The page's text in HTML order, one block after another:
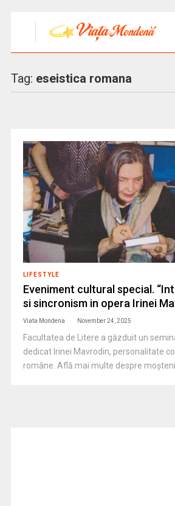
Tag: eseistica romana
LIFESTYLE
Eveniment cultural special.
si sincronism in opera Irinei
Viata Mondena November 24, 2025
Facultatea de Litere a găzduit un
dedicat Irinei Mavrodin, personalitate
române. Află mai multe despre moșteni